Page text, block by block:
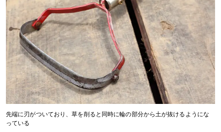
先端に刃がついており、草を削ると同時に輪の部分から土が抜けるようにな
っている